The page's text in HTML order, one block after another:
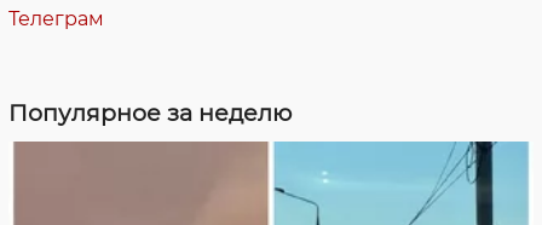
Телеграм
Популярное за неделю